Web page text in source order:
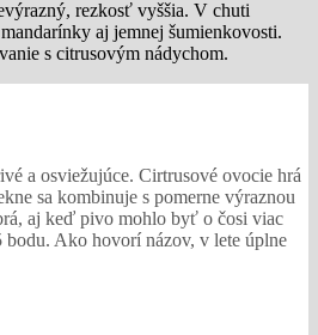
rezkosť vyššia. V chuti
aj jemnej šumienkovosti.
s citrusovým nádychom.
a osviežujúce. Cirtrusové ovocie hrá
sa kombinuje s pomerne výraznou
aj keď pivo mohlo byť o čosi viac
bodu. Ako hovorí názov, v lete úplne